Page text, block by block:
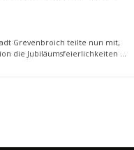
Grevenbroich teilte nun mit,
die Jubiläumsfeierlichkeiten ...